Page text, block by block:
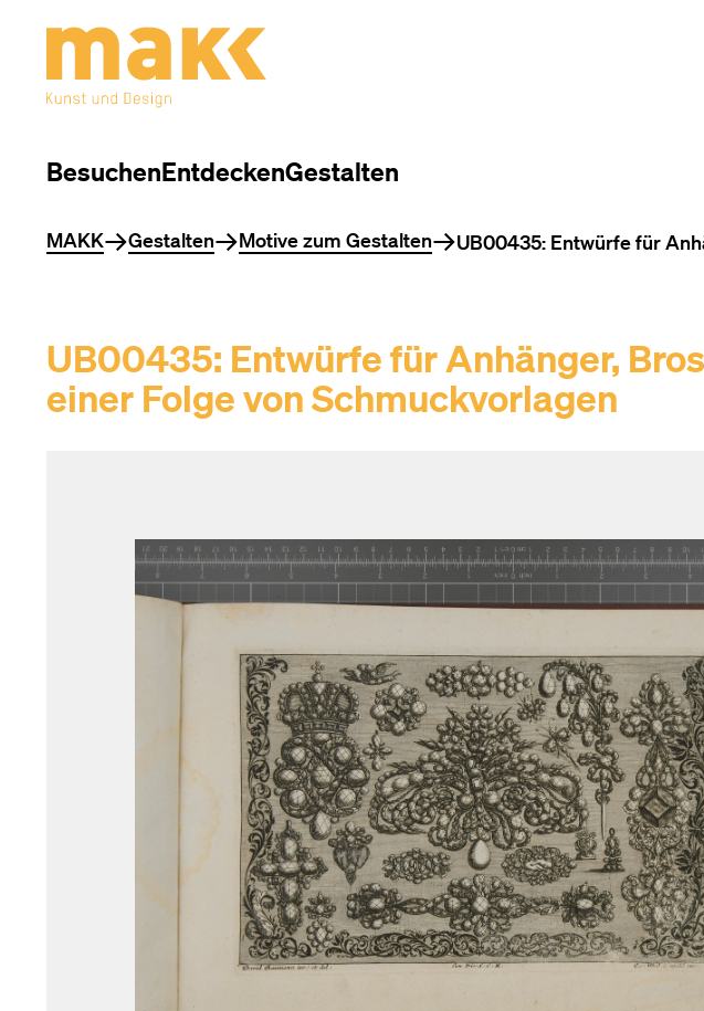
BesuchenEntdeckenGestalten
Sie befinden sich hier
MAKK Gestalten Motive zum Gestalten UB00435: Entwürfe für
UB00435: Entwürfe für Anhänger,
einer Folge von Schmuckvorlagen